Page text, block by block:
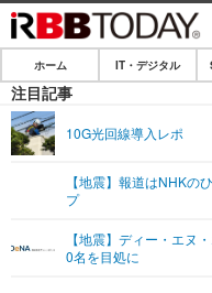
ホーム
IT・デジタル
ショッピング
エンタメTOP
ライフ
ホーム IT・デジタル
注目記事
10G光回線導入レポ
【地震】報道はNHKの
プ
【地震】ディー・エヌ
0名を目処に